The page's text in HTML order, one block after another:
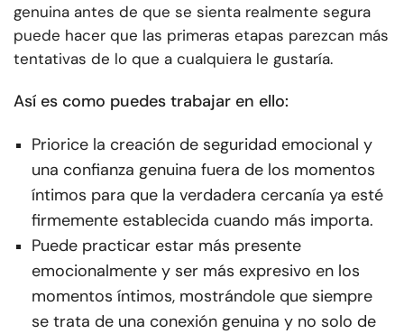
genuina antes de que se sienta realmente segura
puede hacer que las primeras etapas parezcan más
tentativas de lo que a cualquiera le gustaría.
Así es como puedes trabajar en ello:
Priorice la creación de seguridad emocional y
una confianza genuina fuera de los momentos
íntimos para que la verdadera cercanía ya esté
firmemente establecida cuando más importa.
Puede practicar estar más presente
emocionalmente y ser más expresivo en los
momentos íntimos, mostrándole que siempre
se trata de una conexión genuina y no solo de